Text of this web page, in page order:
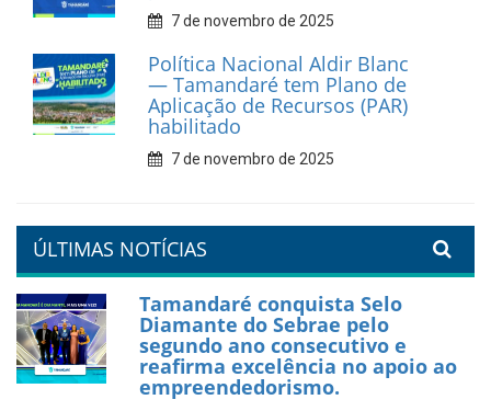
9 de fevereiro de 2026
Prefeitura de Tamandaré
reforça diálogo e
compromisso com a
valorização da educação
7 de fevereiro de 2026
orla da cidade.
PartiuENEM — Prefeitura
garante transporte gratuito
para os estudantes
7 de novembro de 2025